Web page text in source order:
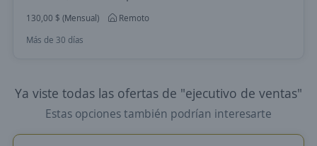
130,00 $ (Mensual)
Remoto
Más de 30 días
Ya viste todas las ofertas de "ejecutivo de ventas"
Estas opciones también podrían interesarte